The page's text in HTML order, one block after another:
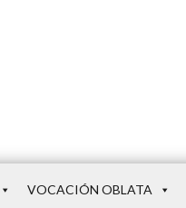
VOCACIÓN OBLATA